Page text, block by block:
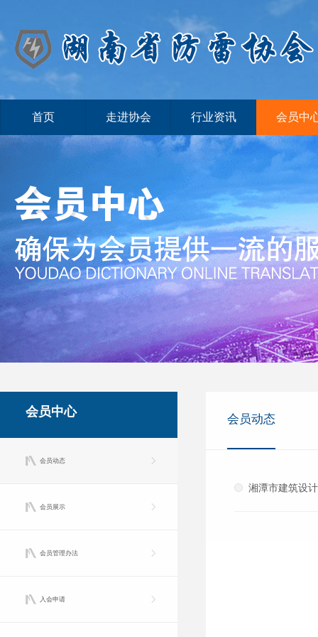
首页 走进协会 行业资讯 会员中
会员中心
会员动态
会员展示
会员管理办法
入会申请
会员动态
湘潭市建筑设